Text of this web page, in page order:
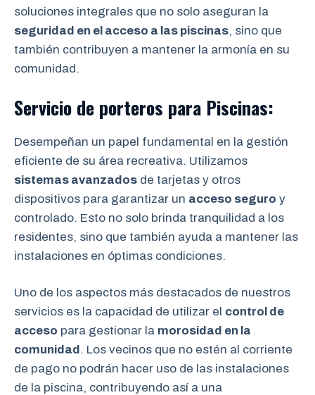
soluciones integrales que no solo aseguran la
seguridad en el acceso a las piscinas, sino que
también contribuyen a mantener la armonía en su
comunidad.
Servicio de porteros para Piscinas:
Desempeñan un papel fundamental en la gestión
eficiente de su área recreativa. Utilizamos
sistemas avanzados de tarjetas y otros
dispositivos para garantizar un acceso seguro y
controlado. Esto no solo brinda tranquilidad a los
residentes, sino que también ayuda a mantener las
instalaciones en óptimas condiciones.
Uno de los aspectos más destacados de nuestros
servicios es la capacidad de utilizar el control de
acceso para gestionar la morosidad en la
comunidad. Los vecinos que no estén al corriente
de pago no podrán hacer uso de las instalaciones
de la piscina, contribuyendo así a una